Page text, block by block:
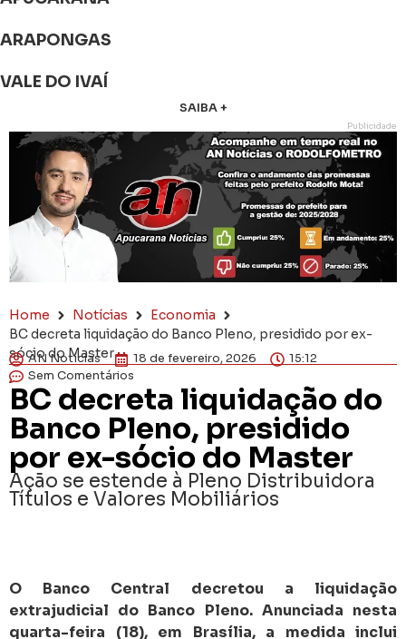
ARAPONGAS
VALE DO IVAÍ
SAIBA +
Publicidade
Home Notícias
Economia
BC decreta liquidação do Banco Pleno, presidido por ex-
sócio do Master
AN Notícias 18 de fevereiro, 2026
15:12
Sem Comentários
BC decreta liquidação do
Banco Pleno, presidido
por ex-sócio do Master
Ação se estende à Pleno Distribuidora
Títulos e Valores Mobiliários
O Banco Central decretou a liquidação
extrajudicial do Banco Pleno. Anunciada nesta
quarta-feira (18), em Brasília, a medida inclui